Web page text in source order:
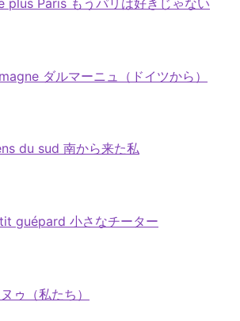
ダルマーニュ（ドイツから）
du sud 南から来た私
guépard 小さなチーター
ゥ（私たち）